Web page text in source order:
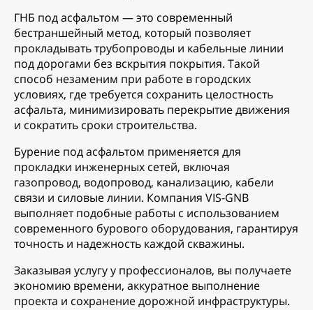
ГНБ под асфальтом — это современный
бестраншейный метод, который позволяет
прокладывать трубопроводы и кабельные линии
под дорогами без вскрытия покрытия. Такой
способ незаменим при работе в городских
условиях, где требуется сохранить целостность
асфальта, минимизировать перекрытие движения
и сократить сроки строительства.
Бурение под асфальтом применяется для
прокладки инженерных сетей, включая
газопровод, водопровод, канализацию, кабели
связи и силовые линии. Компания VIS-GNB
выполняет подобные работы с использованием
современного бурового оборудования, гарантируя
точность и надежность каждой скважины.
Заказывая услугу у профессионалов, вы получаете
экономию времени, аккуратное выполнение
проекта и сохранение дорожной инфраструктуры.